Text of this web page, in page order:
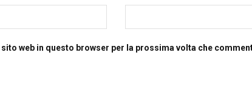
web in questo browser per la prossima volta che